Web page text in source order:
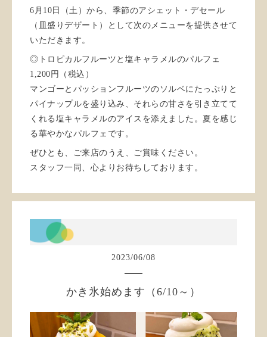
6月10日（土）から、季節のアシェット・デセール
（皿盛りデザート）として次のメニューを提供させて
いただきます。
◎トロピカルフルーツと塩キャラメルのパルフェ
1,200円（税込）
マンゴーとパッションフルーツのソルベにたっぷりと
パイナップルを盛り込み、それらの甘さを引き立てて
くれる塩キャラメルのアイスを添えました。夏を感じ
る華やかなパルフェです。
ぜひとも、ご来店のうえ、ご賞味ください。
スタッフ一同、心よりお待ちしております。
2023/06/08
かき氷始めます（6/10～）